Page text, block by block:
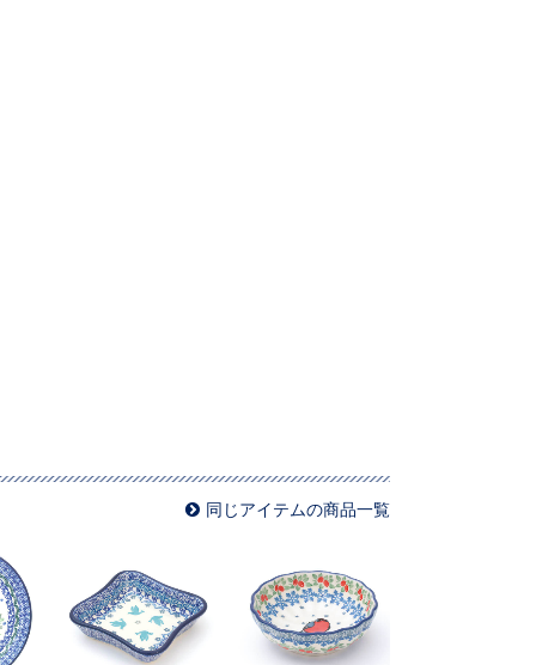
同じアイテムの商品一覧